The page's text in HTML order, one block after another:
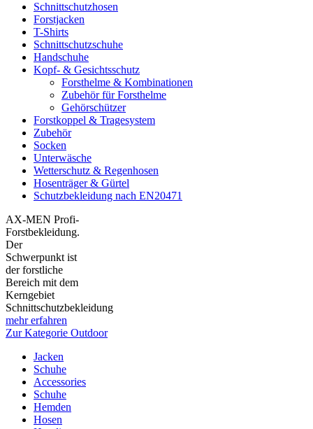
Schnittschutzhosen
Forstjacken
T-Shirts
Schnittschutzschuhe
Handschuhe
Kopf- & Gesichtsschutz
Forsthelme & Kombinationen
Zubehör für Forsthelme
Gehörschützer
Forstkoppel & Tragesystem
Zubehör
Socken
Unterwäsche
Wetterschutz & Regenhosen
Hosenträger & Gürtel
Schutzbekleidung nach EN20471
AX-MEN Profi-
Forstbekleidung.
Der
Schwerpunkt ist
der forstliche
Bereich mit dem
Kerngebiet
Schnittschutzbekleidung
mehr erfahren
Zur Kategorie Outdoor
Jacken
Schuhe
Accessories
Schuhe
Hemden
Hosen